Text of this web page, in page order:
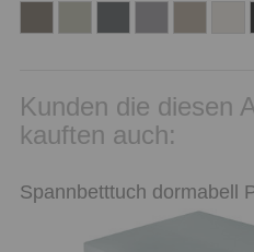
Kunden die diesen
kauften auch:
Spannbetttuch dormabell